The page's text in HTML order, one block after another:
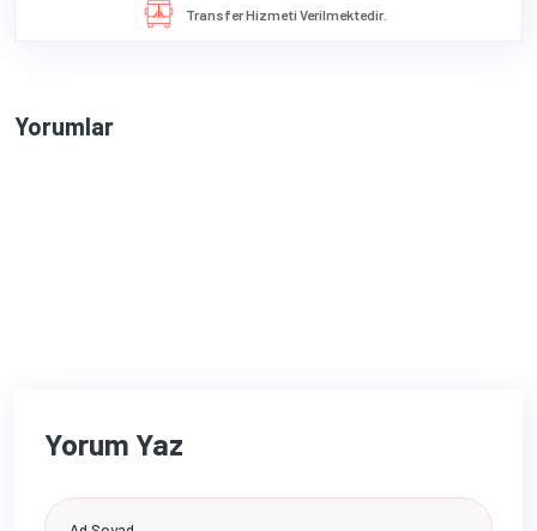
Transfer Hizmeti Verilmektedir.
Yorumlar
Yorum Yaz